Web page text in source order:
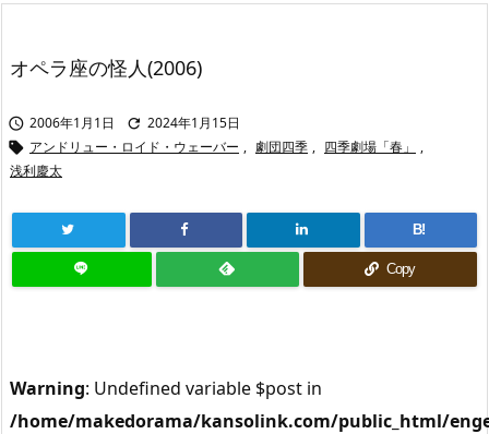
オペラ座の怪人(2006)
 2006年1月1日  2024年1月15日
 アンドリュー・ロイド・ウェーバー , 劇団四季 , 四季劇場「春」
,
浅利慶太
B!
Copy
Warning: Undefined variable $post in
/home/makedorama/kansolink.com/public_html/